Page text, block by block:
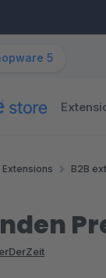
5
Extensions B2B